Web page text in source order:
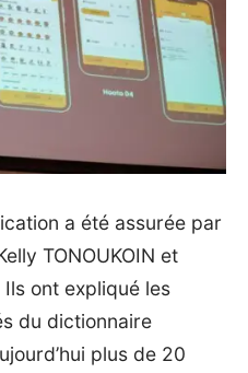
a été assurée par
TONOUKOIN et
Ils ont expliqué les
du dictionnaire
plus de 20